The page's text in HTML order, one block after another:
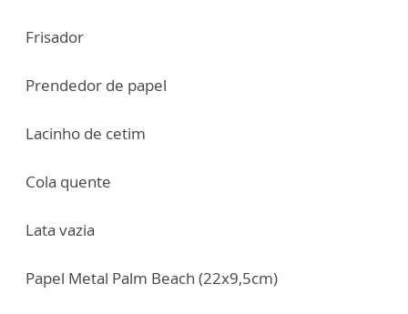
Frisador
Prendedor de papel
Lacinho de cetim
Cola quente
Lata vazia
Papel Metal Palm Beach (22x9,5cm)